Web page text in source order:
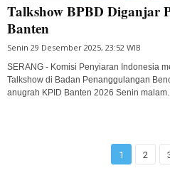
Talkshow BPBD Diganjar
Banten
Senin 29 Desember 2025, 23:52 WIB
SERANG - Komisi Penyiaran Indonesia
Talkshow di Badan Penanggulangan
anugrah KPID Banten 2026 Senin malam...
1 2